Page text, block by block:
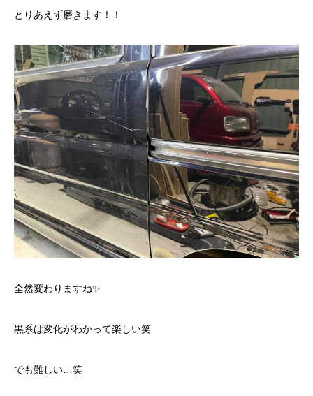
とりあえず磨きます！！
全然変わりますね✨
黒系は変化がわかって楽しい笑
でも難しい…笑